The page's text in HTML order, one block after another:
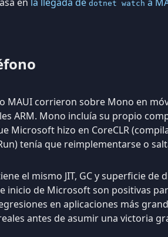
dotnet watch
corrieron sobre Mono en
ARM. Mono incluía su propio
hizo en CoreCLR
tenía que reimplementarse o
el mismo JIT, GC y superficie de
inicio de Microsoft son positivas
en aplicaciones más
antes de asumir una victoria